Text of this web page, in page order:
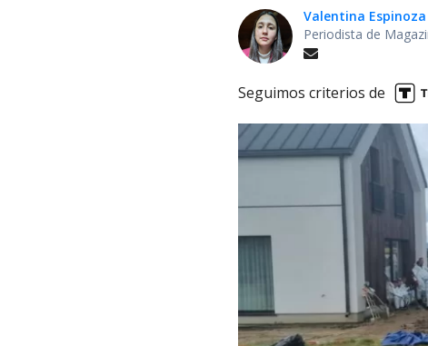
Valentina
Periodista de
Seguimos criterios de